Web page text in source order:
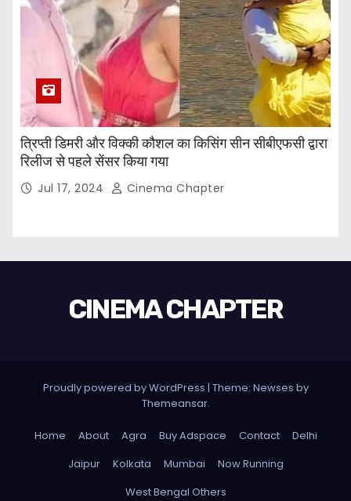
त्रिप्ती डिमरी और विक्की कौशल का किसिंग सीन सीबीएफसी द्वारा
रिलीज से पहले सेंसर किया गया
Jul 17, 2024 Cinema Chapter
CINEMA CHAPTER
Proudly powered by WordPress | Theme: Newses by
Themeansar.
Home About Agra Buy Adspace Contact
Delhi
Jaipur
Kolkata Mumbai
Now Running
West Bengal Others